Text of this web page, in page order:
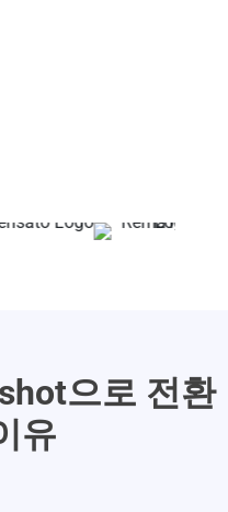
으로 전환
유